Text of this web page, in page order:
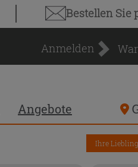
Bestellen Sie
Anmelden
Angebote
Ihre